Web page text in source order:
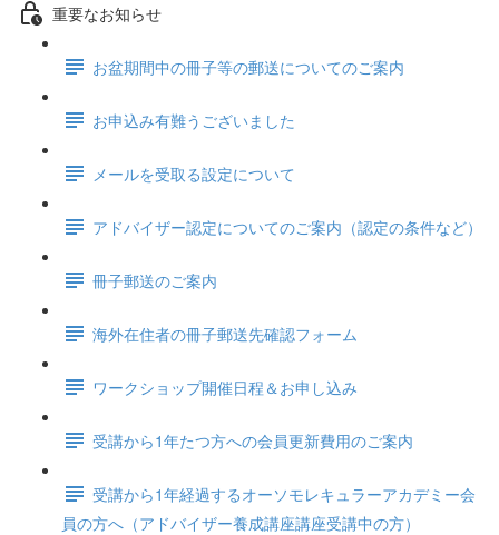
重要なお知らせ
お盆期間中の冊子等の郵送についてのご案内
お申込み有難うございました
メールを受取る設定について
アドバイザー認定についてのご案内（認定の条件など）
冊子郵送のご案内
海外在住者の冊子郵送先確認フォーム
ワークショップ開催日程＆お申し込み
受講から1年たつ方への会員更新費用のご案内
受講から1年経過するオーソモレキュラーアカデミー会
員の方へ（アドバイザー養成講座講座受講中の方）